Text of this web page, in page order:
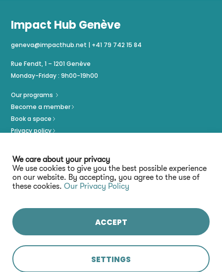
We care about your privacy
We use cookies to give you the best possible experience
on our website. By accepting, you agree to the use of
these cookies. Our Privacy Policy
ACCEPT
SETTINGS
Impact Hub Genève
geneva@impacthub.net | +41 79 742 15 84
Rue Fendt, 1 – 1201 Genève
Monday-Friday : 9h00-19h00
Our programs
Become a member
Book a space
Privacy policy
Stay connected :